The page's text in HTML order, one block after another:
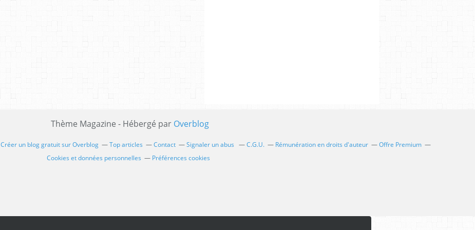
Thème Magazine - Hébergé par Overblog
Créer un blog gratuit sur Overblog Top articles Contact Signaler un abus C.G.U. Rémunération en droits d'auteur
Offre Premium
Cookies et données personnelles
Préférences cookies